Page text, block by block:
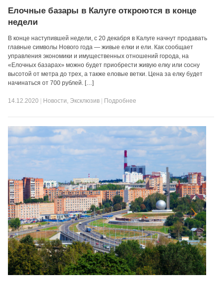
Елочные базары в Калуге откроются в конце
недели
В конце наступившей недели, с 20 декабря в Калуге начнут продавать
главные символы Нового года — живые елки и ели. Как сообщает
управления экономики и имущественных отношений города, на
«Елочных базарах» можно будет приобрести живую елку или сосну
высотой от метра до трех, а также еловые ветки. Цена за елку будет
начинаться от 700 рублей. […]
14.12.2020 Новости, Эксклюзив Подробнее